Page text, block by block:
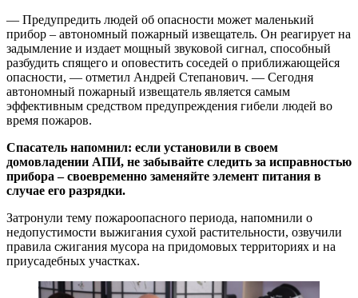
— Предупредить людей об опасности может маленький
прибор – автономный пожарный извещатель. Он реагирует на
задымление и издает мощный звуковой сигнал, способный
разбудить спящего и оповестить соседей о приближающейся
опасности, — отметил Андрей Степанович. — Сегодня
автономный пожарный извещатель является самым
эффективным средством предупреждения гибели людей во
время пожаров.
Спасатель напомнил: если установили в своем
домовладении АПИ, не забывайте следить за исправностью
прибора – своевременно заменяйте элемент питания в
случае его разрядки.
Затронули тему пожароопасного периода, напомнили о
недопустимости выжигания сухой растительности, озвучили
правила сжигания мусора на придомовых территориях и на
приусадебных участках.